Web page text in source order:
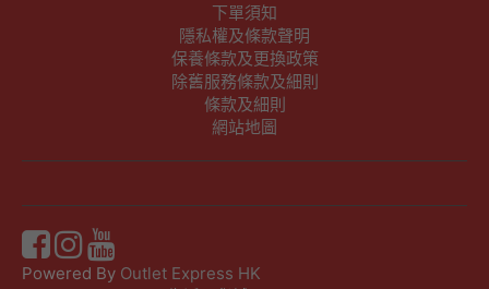
下單須知
隱私權及條款聲明
保養條款及更換政策
除舊服務條款及細則
條款及細則
網站地圖
Powered By Outlet Express HK